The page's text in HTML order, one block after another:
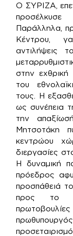
Ο ΣΥΡΙΖΑ,
Παράλληλα,
Κέντρου,
αντιλήψεις
στην εχθρική
του
τους. Η
ως συνέπεια
την
Μητσοτάκη
κεντρώου
διεργασίες
Η δυναμική
πρόεδρος
προσπάθειά
προς το